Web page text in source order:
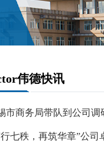
伟德快讯
市商务局带队到公司调
七秩，再筑华章”公司